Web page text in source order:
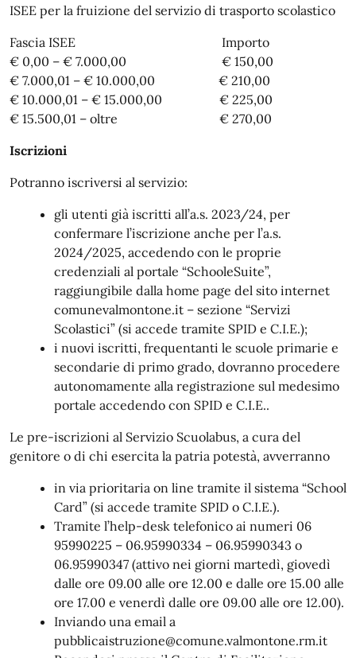
ISEE per la fruizione del servizio di trasporto scolastico
Fascia ISEE Importo
€ 0,00 – € 7.000,00 € 150,00
€ 7.000,01 – € 10.000,00 € 210,00
€ 10.000,01 – € 15.000,00 € 225,00
€ 15.500,01 – oltre € 270,00
Iscrizioni
Potranno iscriversi al servizio:
gli utenti già iscritti all’a.s. 2023/24, per
confermare l’iscrizione anche per l’a.s.
2024/2025, accedendo con le proprie
credenziali al portale “SchooleSuite”,
raggiungibile dalla home page del sito internet
comunevalmontone.it – sezione “Servizi
Scolastici” (si accede tramite SPID e C.I.E.);
i nuovi iscritti, frequentanti le scuole primarie e
secondarie di primo grado, dovranno procedere
autonomamente alla registrazione sul medesimo
portale accedendo con SPID e C.I.E..
Le pre-iscrizioni al Servizio Scuolabus, a cura del
genitore o di chi esercita la patria potestà, avverranno
in via prioritaria on line tramite il sistema “School
Card” (si accede tramite SPID o C.I.E.).
Tramite l’help-desk telefonico ai numeri 06
95990225 – 06.95990334 – 06.95990343 o
06.95990347 (attivo nei giorni martedì, giovedì
dalle ore 09.00 alle ore 12.00 e dalle ore 15.00 alle
ore 17.00 e venerdì dalle ore 09.00 alle ore 12.00).
Inviando una email a
pubblicaistruzione@comune.valmontone.rm.it